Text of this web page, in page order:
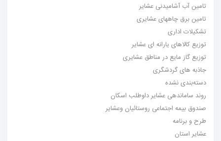
تامین آب آشامیدنی عشایر
تامین برق چاههای عشایری
تشکیلات اداری
توزیع کالاهای یارانه ای عشایر
توزیع گاز مایع در مناطق عشایری
جاذبه های گردشگری
دسته‌بندی نشده
روند ساماندهی عشایر داوطلب اسکان
صندوق بیمه اجتماعی روستائیان وعشایر
طرح و برنامه
عشایر استان